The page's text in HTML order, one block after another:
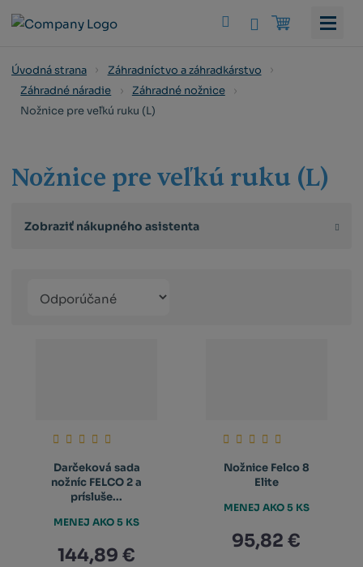
Vyhledat
Úvodná strana
Záhradníctvo a záhradkárstvo
Záhradné náradie
Záhradné nožnice
Nožnice pre veľkú ruku (L)
Nožnice pre veľkú ruku (L)
Zobraziť nákupného asistenta
produktů
Darčeková sada
nožníc FELCO 2 a
prísluše...
144,89 €
MENEJ AKO 5 KS
Nožnice Felco 8
Elite
95,82 €
MENEJ AKO 5 KS